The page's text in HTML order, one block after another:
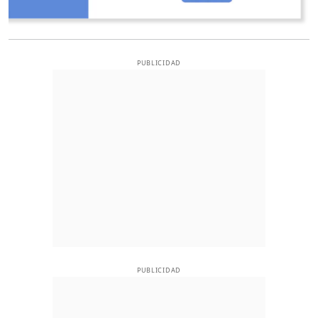
PUBLICIDAD
PUBLICIDAD